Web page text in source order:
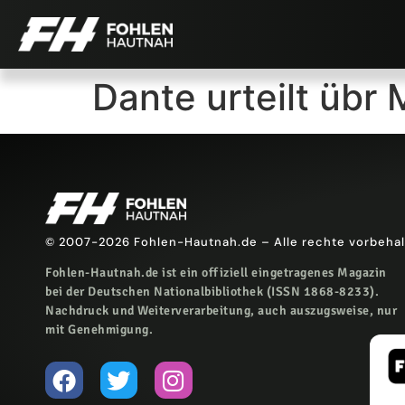
Dante urteilt übr
© 2007-2026 Fohlen-Hautnah.de – Alle rechte
Fohlen-Hautnah.de ist ein offiziell eingetragenes Magazin
bei der Deutschen Nationalbibliothek (ISSN 1868-8233).
Nachdruck und Weiterverarbeitung, auch auszugsweise, nur
mit Genehmigung.